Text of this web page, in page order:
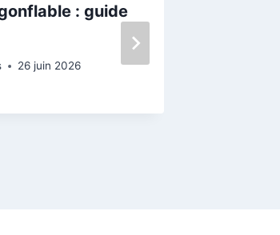
: guide
26 juin 2026